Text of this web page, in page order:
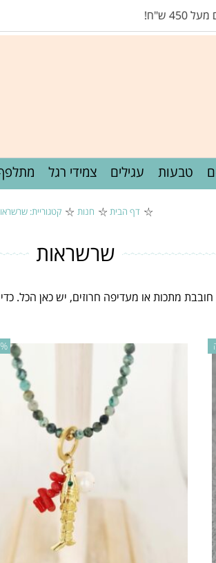
טבעות עגילים צמידי רגל
דף הבית חנות קטגוריית:
שרשראות
חובבת מתכות או מעדיפה חרוזים, יש כאן הכל.
16% הנחה